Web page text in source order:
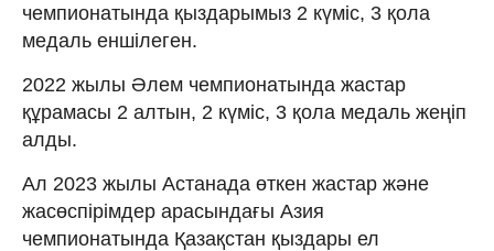
чемпионатында қыздарымыз 2 күміс, 3 қола
медаль еншілеген.
2022 жылы Әлем чемпионатында жастар
құрамасы 2 алтын, 2 күміс, 3 қола медаль жеңіп
алды.
Ал 2023 жылы Астанада өткен жастар және
жасөспірімдер арасындағы Азия
чемпионатында Қазақстан қыздары ел